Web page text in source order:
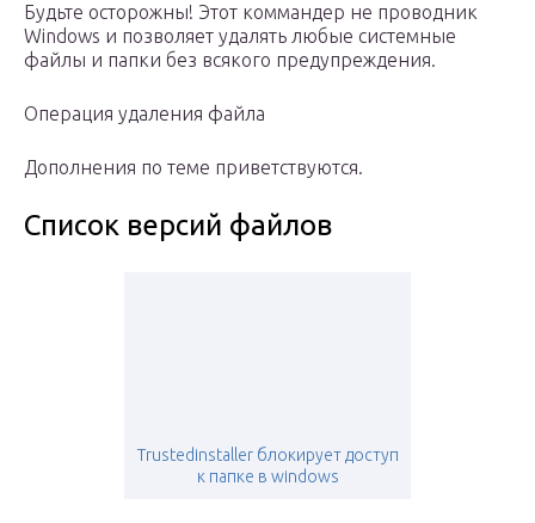
Будьте осторожны! Этот коммандер не проводник
Windows и позволяет удалять любые системные
файлы и папки без всякого предупреждения.
Операция удаления файла
Дополнения по теме приветствуются.
Список версий файлов
Trustedinstaller блокирует доступ
к папке в windows